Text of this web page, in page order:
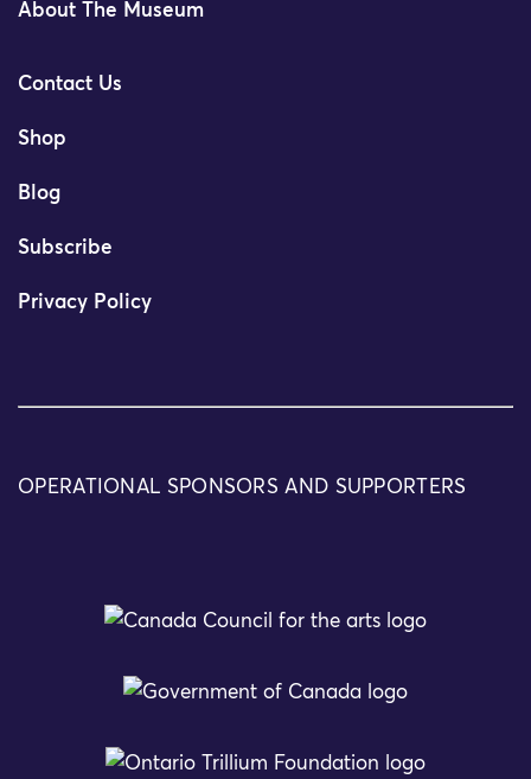
About The Museum
Contact Us
Shop
Blog
Subscribe
Privacy Policy
OPERATIONAL SPONSORS AND SUPPORTERS